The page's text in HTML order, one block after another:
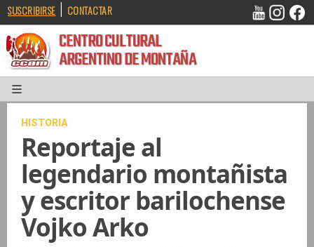
SUSCRIBIRSE | CONTACTAR
CENTRO CULTURAL
ARGENTINO DE MONTAÑA
HISTORIA
Reportaje al
legendario montañista
y escritor barilochense
Vojko Arko